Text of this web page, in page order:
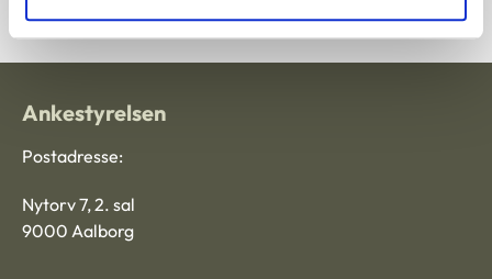
Ankestyrelsen
Postadresse:
Nytorv 7, 2. sal
9000 Aalborg